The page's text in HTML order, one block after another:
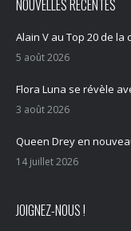
NOUVELLES RÉCENTES
Alain V au Top 20 de la
5 août 2026
Flora Luna se révèle
3 août 2026
Queen Drey en
14 juillet 2026
JOIGNEZ-NOUS !